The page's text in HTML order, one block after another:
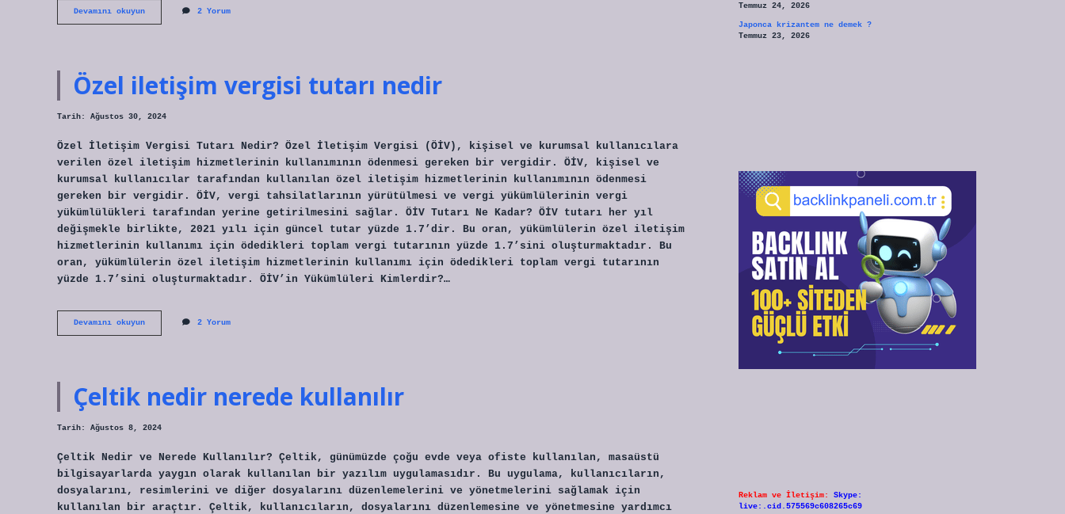
Devamını okuyunTaş
bezeme
2 Yorum
Özel iletişim vergisi tutarı nedir
Tarih: Ağustos 30, 2024
Özel İletişim Vergisi Tutarı Nedir? Özel İletişim Vergisi (ÖİV), kişisel ve kurumsal kullanıcılara
verilen özel iletişim hizmetlerinin kullanımının ödenmesi gereken bir vergidir. ÖİV, kişisel ve
kurumsal kullanıcılar tarafından kullanılan özel iletişim hizmetlerinin kullanımının ödenmesi
gereken bir vergidir. ÖİV, vergi tahsilatlarının yürütülmesi ve vergi yükümlülerinin vergi
yükümlülükleri tarafından yerine getirilmesini sağlar. ÖİV Tutarı Ne Kadar? ÖİV tutarı her yıl
değişmekle birlikte, 2021 yılı için güncel tutar yüzde 1.7’dir. Bu oran, yükümlülerin özel iletişim
hizmetlerinin kullanımı için ödedikleri toplam vergi tutarının yüzde 1.7’sini oluşturmaktadır. Bu
oran, yükümlülerin özel iletişim hizmetlerinin kullanımı için ödedikleri toplam vergi tutarının
yüzde 1.7’sini oluşturmaktadır. ÖİV’in Yükümlüleri Kimlerdir?…
Devamını okuyunÖzel
2 Yorum
Çeltik nedir nerede kullanılır
Tarih: Ağustos 8, 2024
Çeltik Nedir ve Nerede Kullanılır? Çeltik, günümüzde çoğu evde veya ofiste kullanılan, masaüstü
bilgisayarlarda yaygın olarak kullanılan bir yazılım uygulamasıdır. Bu uygulama, kullanıcıların,
dosyalarını, resimlerini ve diğer dosyalarını düzenlemelerini ve yönetmelerini sağlamak için
kullanılan bir araçtır. Çeltik, kullanıcıların, dosyalarını düzenlemesine ve yönetmesine yardımcı
Temmuz 24, 2026
Japonca krizantem ne demek ?
Temmuz 23, 2026
Reklam ve İletişim:
Skype:
live:.cid.575569c608265c69